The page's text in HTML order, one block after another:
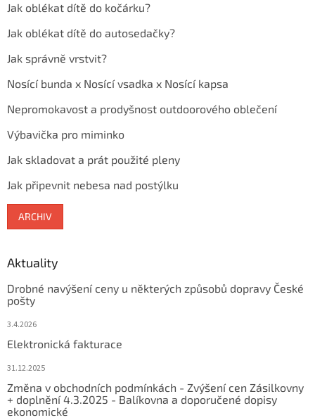
Jak oblékat dítě do kočárku?
Jak oblékat dítě do autosedačky?
Jak správně vrstvit?
Nosící bunda x Nosící vsadka x Nosící kapsa
Nepromokavost a prodyšnost outdoorového oblečení
Výbavička pro miminko
Jak skladovat a prát použité pleny
Jak připevnit nebesa nad postýlku
ARCHIV
Aktuality
Drobné navýšení ceny u některých způsobů dopravy České
pošty
3.4.2026
Elektronická fakturace
31.12.2025
Změna v obchodních podmínkách - Zvýšení cen Zásilkovny
+ doplnění 4.3.2025 - Balíkovna a doporučené dopisy
ekonomické